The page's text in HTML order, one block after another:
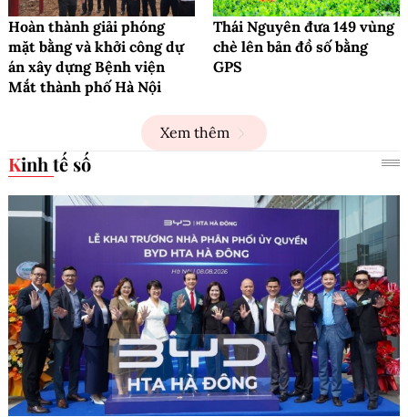
Hoàn thành giải phóng
mặt bằng và khởi công dự
án xây dựng Bệnh viện
Mắt thành phố Hà Nội
Thái Nguyên đưa 149 vùng
chè lên bản đồ số bằng
GPS
Xem thêm
Kinh tế số